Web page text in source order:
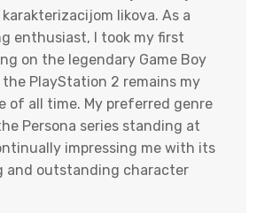
likova. As a
enthusiast, I took my first
on the legendary Game Boy
PlayStation 2 remains my
of all time. My preferred genre
Persona series standing at
impressing me with its
and outstanding character